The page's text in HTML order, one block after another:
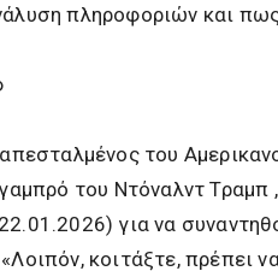
πληροφοριών και
απεσταλμένος του
του Ντόναλντ Τραμπ
για να
κοιτάξτε, πρέπει